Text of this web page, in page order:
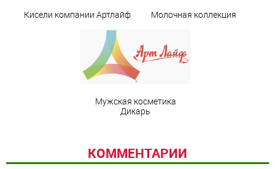
Кисели компании Артлайф Молочная коллекция
Мужская косметика
Дикарь
КОММЕНТАРИИ